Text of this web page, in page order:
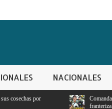
NACIONALES
Comandante del ejercito de RD